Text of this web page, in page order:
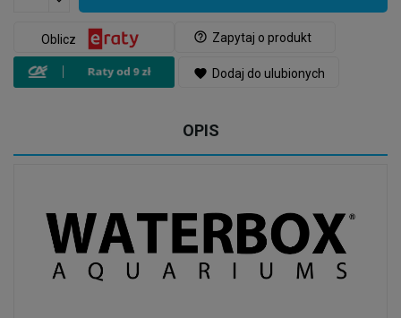
help_outline Zapytaj o produkt
Oblicz
favorite Dodaj do ulubionych
OPIS